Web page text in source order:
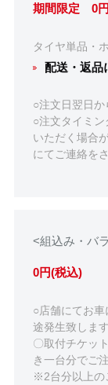
期間限定 0
タイヤ単品・
配送・返品
○注文日翌日か
○注文タイミ
いただく場合
にてご連絡を
<組込み・バ
0円(税込)
○店舗にてお
途発生致します
〇取付チケッ
き一台分でご
※2台分以上の